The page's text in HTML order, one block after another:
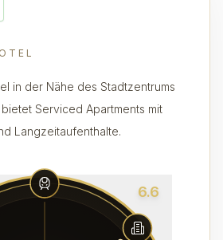
in der Nähe des Stadtzentrums
Serviced Apartments mit
Langzeitaufenthalte.
6.6